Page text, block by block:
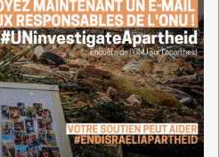
← Merci ! →